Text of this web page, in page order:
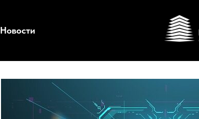
Новости